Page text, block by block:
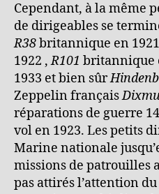
Cependant, à la même
de dirigeables se
R38britannique en
1922 ,R101 britannique
1933 et bien sûr
Zeppelin français
réparations de guerre
vol en 1923. Les petits
Marine nationale
missions de patrouilles
pas attirés l’attention